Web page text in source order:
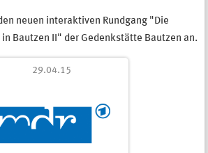
neuen interaktiven Rundgang "Die
Bautzen II" der Gedenkstätte Bautzen an.
29.04.15